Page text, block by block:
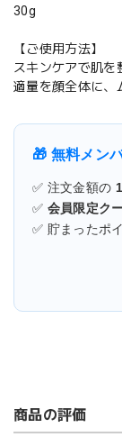
30g
【ご使用方法】
スキンケアで肌を
適量を顔全体に、
🎁 無料メン
✅ 注文金額の
✅ 会員限定ク
✅ 貯まったポ
商品の評価